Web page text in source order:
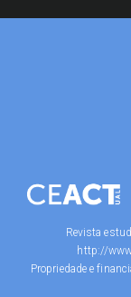
Revista
http://
Propriedade e